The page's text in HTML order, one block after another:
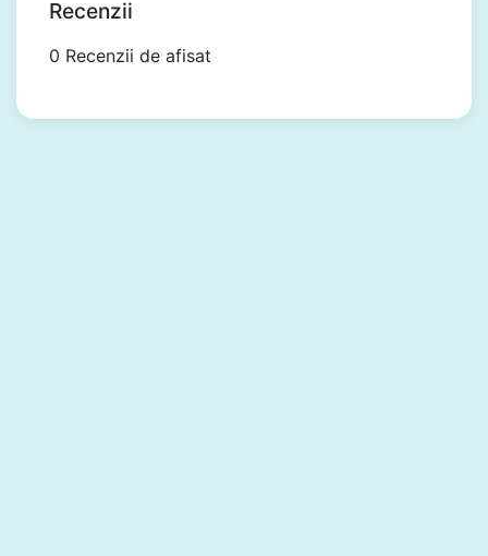
Recenzii
0 Recenzii de afisat